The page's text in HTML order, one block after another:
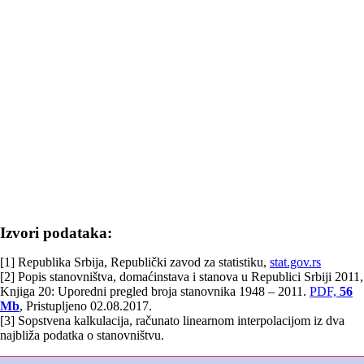
Izvori podataka:
[1] Republika Srbija, Republički zavod za statistiku, stat.gov.rs
[2] Popis stanovništva, domaćinstava i stanova u Republici Srbiji 2011,
Knjiga 20: Uporedni pregled broja stanovnika 1948 – 2011. PDF, 56
Mb, Pristupljeno 02.08.2017.
[3] Sopstvena kalkulacija, računato linearnom interpolacijom iz dva
najbliža podatka o stanovništvu.